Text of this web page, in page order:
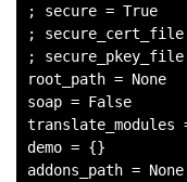
; secure = True
;
;
root_path = None
soap = False
demo = {}
addons_path = None